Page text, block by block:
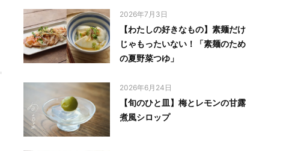
2026年7月3日
【わたしの好きなもの】素麺だけ
じゃもったいない！「素麺のため
の夏野菜つゆ」
2026年6月24日
【旬のひと皿】梅とレモンの甘露
煮風シロップ